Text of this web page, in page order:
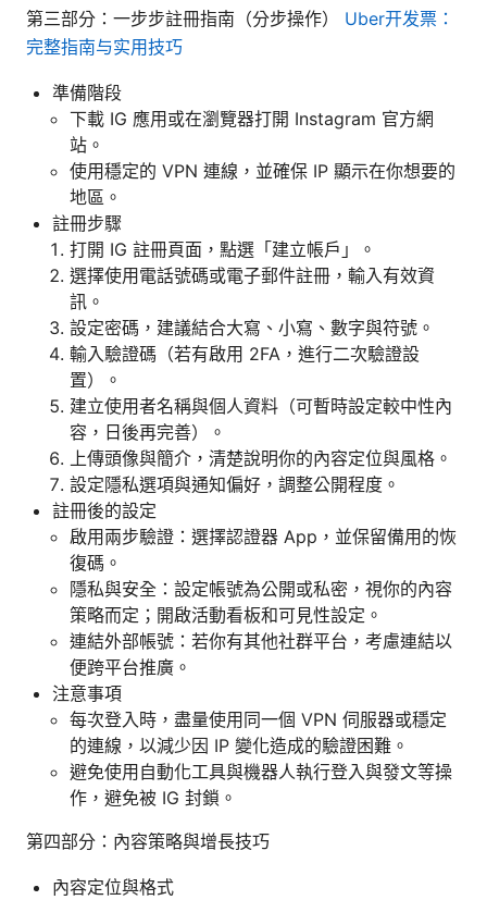
第三部分：一步步註冊指南（分步操作） Uber开发票：
完整指南与实用技巧
準備階段
下載 IG 應用或在瀏覽器打開 Instagram 官方網
站。
使用穩定的 VPN 連線，並確保 IP 顯示在你想要的
地區。
註冊步驟
打開 IG 註冊頁面，點選「建立帳戶」。
選擇使用電話號碼或電子郵件註冊，輸入有效資
訊。
設定密碼，建議結合大寫、小寫、數字與符號。
輸入驗證碼（若有啟用 2FA，進行二次驗證設
置）。
建立使用者名稱與個人資料（可暫時設定較中性內
容，日後再完善）。
上傳頭像與簡介，清楚說明你的內容定位與風格。
設定隱私選項與通知偏好，調整公開程度。
註冊後的設定
啟用兩步驗證：選擇認證器 App，並保留備用的恢
復碼。
隱私與安全：設定帳號為公開或私密，視你的內容
策略而定；開啟活動看板和可見性設定。
連結外部帳號：若你有其他社群平台，考慮連結以
便跨平台推廣。
注意事項
每次登入時，盡量使用同一個 VPN 伺服器或穩定
的連線，以減少因 IP 變化造成的驗證困難。
避免使用自動化工具與機器人執行登入與發文等操
作，避免被 IG 封鎖。
第四部分：內容策略與增長技巧
內容定位與格式